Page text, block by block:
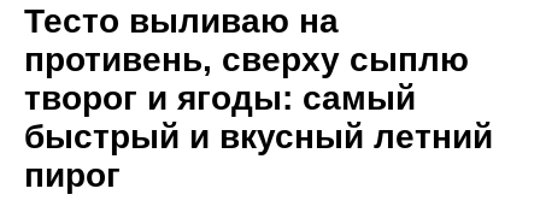
Тесто выливаю на
противень, сверху сыплю
творог и ягоды: самый
быстрый и вкусный летний
пирог